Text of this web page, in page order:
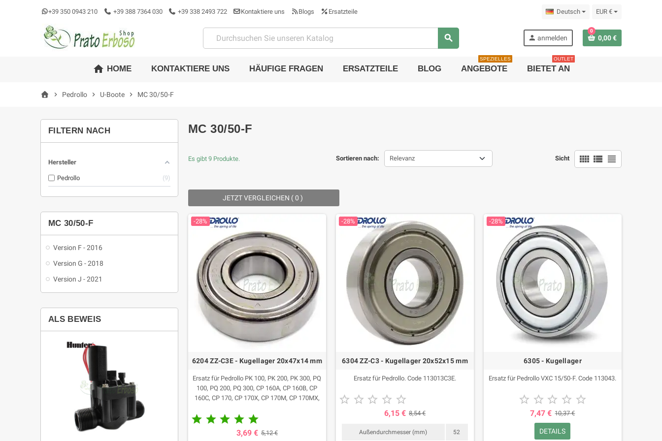
+39 350 0943 210 +39 388 7364 030 +39 338 2493 722 Kontaktiere uns Blogs Ersatzteile Deutsch EUR €
search person anmelden
0
0,00 €
home HOME KONTAKTIERE UNS HÄUFIGE FRAGEN ERSATZTEILE BLOG ANGEBOTE
SPEZIELLES
BIETET AN
OUTLET
chevron_right Pedrollo chevron_right U-Boote chevron_right MC 30/50-F
FILTERN NACH
Hersteller
Pedrollo 9
MC 30/50-F
Version F - 2016
Version G - 2018
Version J - 2021
ALS BEWEIS
MC 30/50-F
Sortieren nach: Relevanz Sicht view_comfy view_list view_headline
Es gibt 9 Produkte.
JETZT VERGLEICHEN (0) ‎
-28%
6204 ZZ-C3E - Kugellager 20x47x14 mm
Ersatz für Pedrollo PK 100, PK 200, PK 300, PQ
100, PQ 200, PQ 300, CP 160A, CP 160B, CP
160C, CP 170, CP 170X, CP 170M, CP 170MX,
CP 25/160B, CP 25/160AR, CP 170-ST4, CP
ST4, CP 180-ST6, CP 190- ST4, CP 190-ST6, CP
    
3,69 € 5,12 €
-28%
6304 ZZ-C3 - Kugellager 20x52x15 mm
Ersatz für Pedrollo. Code 113013C3E.
    
6,15 € 8,54 €
Außendurchmesser (mm) 52
-28%
6305 - Kugellager
Ersatz für Pedrollo VXC 15/50-F. Code 113043.
    
7,47 € 10,37 €
DETAILS